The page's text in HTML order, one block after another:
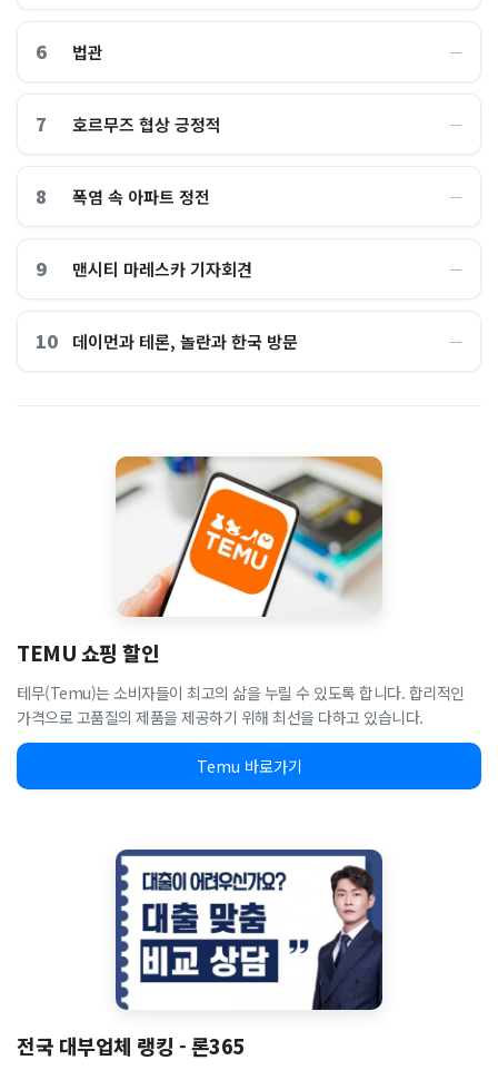
6 법관 ―
7 호르무즈 협상 긍정적 ―
8 폭염 속 아파트 정전 ―
9 맨시티 마레스카 기자회견 ―
10 데이먼과 테론, 놀란과 한국 방문 ―
TEMU 쇼핑 할인
테무(Temu)는 소비자들이 최고의 삶을 누릴 수 있도록 합니다. 합리적인
가격으로 고품질의 제품을 제공하기 위해 최선을 다하고 있습니다.
Temu 바로가기
전국 대부업체 랭킹 - 론365